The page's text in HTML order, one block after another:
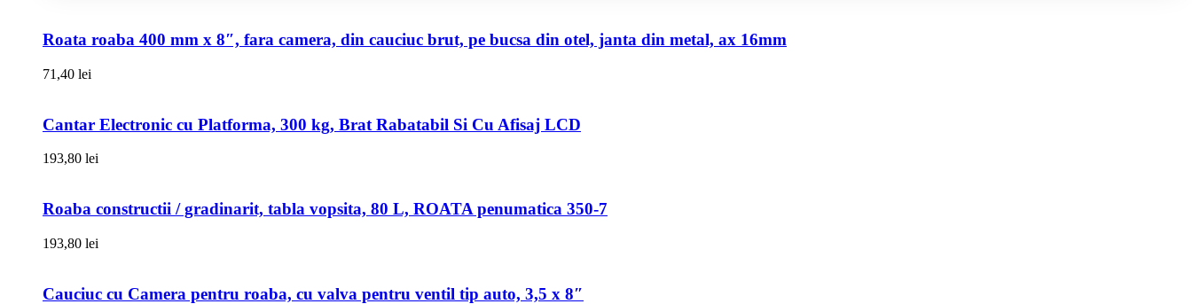
Roata roaba 400 mm x 8″, fara camera, din cauciuc brut, pe bucsa din otel, janta din metal, ax 16mm
71,40 lei
Cantar Electronic cu Platforma, 300 kg, Brat Rabatabil Si Cu Afisaj LCD
193,80 lei
Roaba constructii / gradinarit, tabla vopsita, 80 L, ROATA penumatica 350-7
193,80 lei
Cauciuc cu Camera pentru roaba, cu valva pentru ventil tip auto, 3,5 x 8″